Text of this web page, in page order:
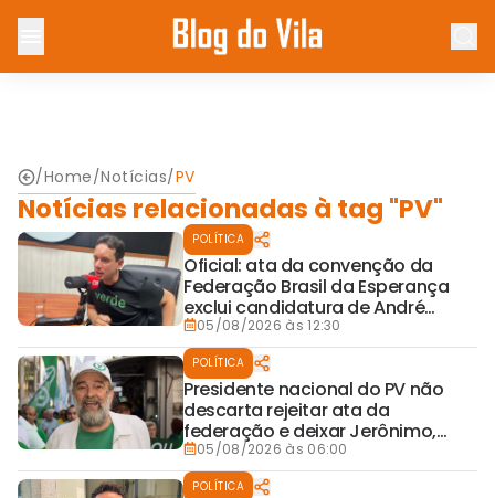
/Home/Notícias/PV
Notícias relacionadas à tag "PV"
POLÍTICA
Oficial: ata da convenção da
Federação Brasil da Esperança
exclui candidatura de André
Fraga
05/08/2026 às 12:30
POLÍTICA
Presidente nacional do PV não
descarta rejeitar ata da
federação e deixar Jerônimo,
Wagner e Rui sub judice
05/08/2026 às 06:00
POLÍTICA